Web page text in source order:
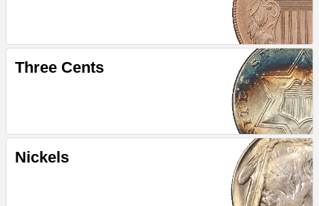
Three Cents
Nickels